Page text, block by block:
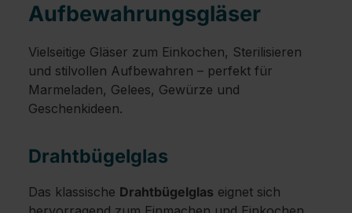
Aufbewahrungsgläser
Vielseitige Gläser zum Einkochen, Sterilisieren
und stilvollen Aufbewahren – perfekt für
Marmeladen, Gelees, Gewürze und
Geschenkideen.
Drahtbügelglas
Das klassische Drahtbügelglas eignet sich